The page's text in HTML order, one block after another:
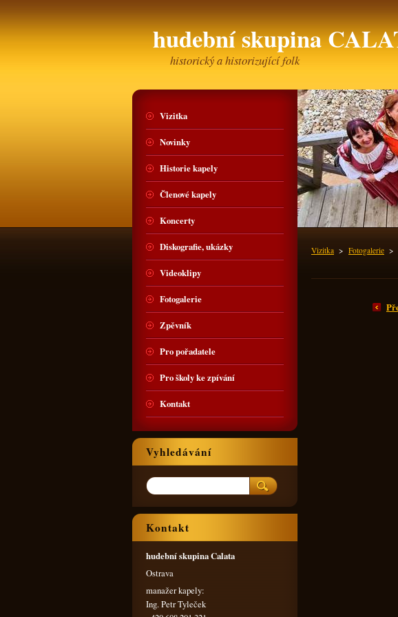
hudební skupina
historický a historizující folk
Vizitka > Fotogalerie >
Vizitka
Novinky
Historie kapely
Členové kapely
Koncerty
Diskografie, ukázky
Videoklipy
Fotogalerie
Zpěvník
Pro pořadatele
Pro školy ke zpívání
Kontakt
Vyhledávání
Kontakt
hudební skupina Calata
Ostrava
manažer kapely:
Ing. Petr Tyleček